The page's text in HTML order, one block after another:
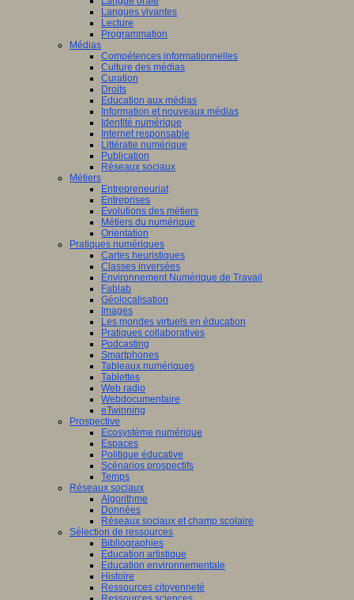
Langues vivantes
Lecture
Programmation
Médias
Compétences informationnelles
Culture des médias
Curation
Droits
Education aux médias
Information et nouveaux médias
Identité numérique
Internet responsable
Littératie numérique
Publication
Réseaux sociaux
Métiers
Entrepreneuriat
Entreprises
Evolutions des métiers
Métiers du numérique
Orientation
Pratiques numériques
Cartes heuristiques
Classes inversées
Environnement Numérique de Travail
Fablab
Géolocalisation
Images
Les mondes virtuels en éducation
Pratiques collaboratives
Podcasting
Smartphones
Tableaux numériques
Tablettes
Web radio
Webdocumentaire
eTwinning
Prospective
Ecosystème numérique
Espaces
Politique éducative
Scénarios prospectifs
Temps
Réseaux sociaux
Algorithme
Données
Réseaux sociaux et champ scolaire
Sélection de ressources
Bibliographies
Education artistique
Education environnementale
Histoire
Ressources citoyenneté